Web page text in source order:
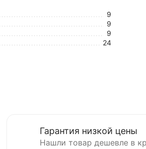
9
9
9
24
Гарантия низкой цены
Нашли товар дешевле в